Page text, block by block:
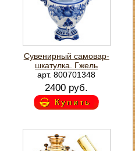
Сувенирный самовар-
шкатулка. Гжель
арт. 800701348
2400 руб.
Купить